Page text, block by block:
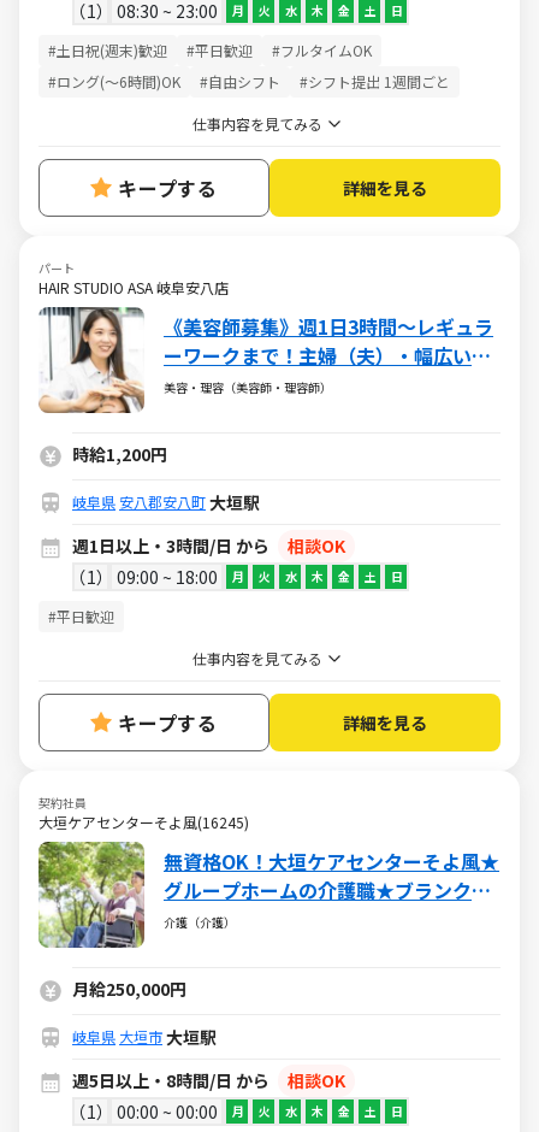
1
08:30 ~ 23:00 月 火 水 木 金 土 日
#土日祝(週末)歓迎 #平日歓迎
#フルタイムOK
#ロング(～6時間)OK
#自由シフト #シフト提出 1週間ごと
仕事内容を見てみる
キープする 詳細を見る
パート
HAIR STUDIO ASA 岐阜安八店
《美容師募集》週1日3時間～レギュラ
ーワークまで！主婦（夫）・幅広い年
代が活躍しています
美容・理容（美容師・理容師）
時給1,200円
岐阜県 安八郡安八町大垣駅
週1日以上・3時間/日 から
相談OK
1
09:00 ~ 18:00 月 火 水 木 金 土 日
#平日歓迎
仕事内容を見てみる
キープする 詳細を見る
契約社員
大垣ケアセンターそよ風(16245)
無資格OK！大垣ケアセンターそよ風★
グループホームの介護職★ブランク
OK・社保完備・各種手当あり
介護（介護）
月給250,000円
岐阜県 大垣市大垣駅
週5日以上・8時間/日 から
相談OK
1
00:00 ~ 00:00 月 火 水 木 金 土 日